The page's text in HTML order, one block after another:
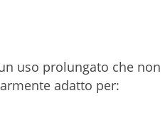
uso prolungato che non
adatto per: